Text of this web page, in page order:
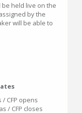
be held live on the
by the
will be able to
CFP opens
/ CFP closes